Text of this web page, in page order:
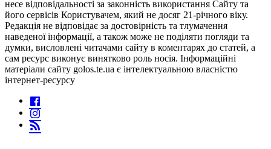
несе відповідальності за законність використання Сайту та
його сервісів Користувачем, який не досяг 21-річного віку.
Редакція не відповідає за достовірність та тлумачення
наведеної інформації, а також може не поділяти погляди та
думки, висловлені читачами сайту в коментарях до статей, а
сам ресурс виконує винятково роль носія. Інформаційні
матеріали сайту golos.te.ua є інтелектуальною власністю
інтернет-ресурсу